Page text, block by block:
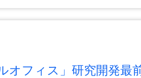
オフィス」研究開発最